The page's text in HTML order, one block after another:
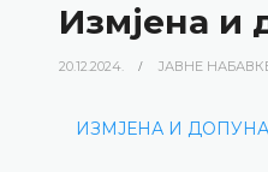
Измјена и
20.12.2024. ЈАВНЕ
ИЗМЈЕНА И ДОПУНА